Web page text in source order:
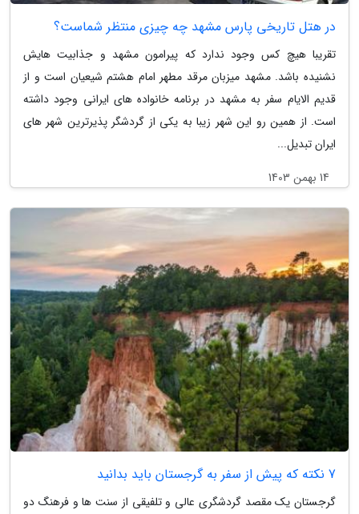
در هتل تاریخی پارس مشهد چه چیزی منتظر شماست؟
تقریبا هیچ کس وجود ندارد که پیرامون مشهد و جذابیت هایش
نشنیده باشد. مشهد میزبان مرقد مطهر امام هشتم شیعیان است و از
قدیم الایام سفر به مشهد در برنامه خانواده های ایرانی وجود داشته
است. از همین رو این شهر زیبا به یکی از گردشگر پذیرترین شهر های
ایران تبدیل...
14 بهمن 1403
7 نکته که پیش از سفر به گرجستان باید بدانید
گرجستان یک مقصد گردشگری عالی و تلفیقی از سنت ها و فرهنگ دو